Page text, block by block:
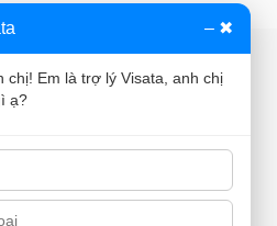
- 180 Nguyễn Thị
– ✖
chị! Em là trợ lý Visata, anh chị
ạ?